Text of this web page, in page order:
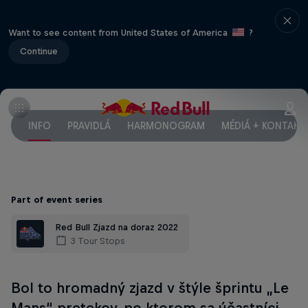
Want to see content from United States of America
?
Continue
INFO PRAVIDLÁ HARMONOGRAM MÉDIÁ + KONTAKT
Part of event series
Red Bull Zjazd na doraz 2022
3 Tour Stops
Bol to hromadný zjazd v štýle šprintu „Le